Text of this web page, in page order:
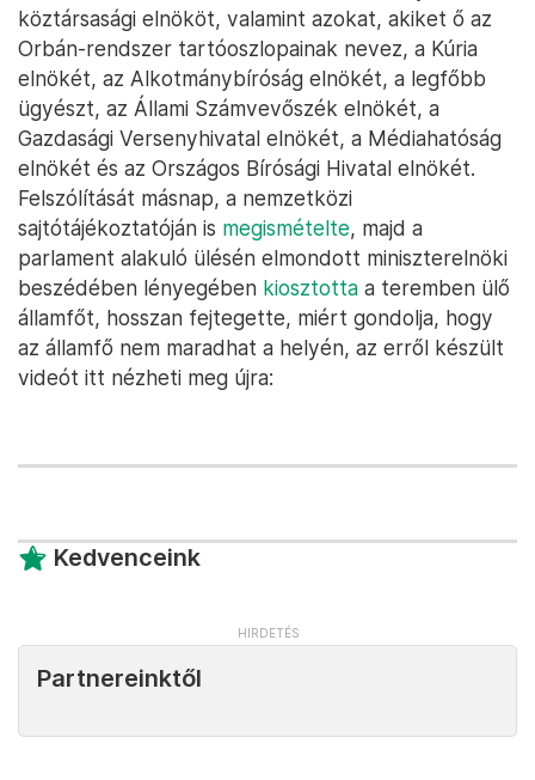
köztársasági elnököt, valamint azokat, akiket ő az
Orbán-rendszer tartóoszlopainak nevez, a Kúria
elnökét, az Alkotmánybíróság elnökét, a legfőbb
ügyészt, az Állami Számvevőszék elnökét, a
Gazdasági Versenyhivatal elnökét, a Médiahatóság
elnökét és az Országos Bírósági Hivatal elnökét.
Felszólítását másnap, a nemzetközi
sajtótájékoztatóján is megismételte, majd a
parlament alakuló ülésén elmondott miniszterelnöki
beszédében lényegében kiosztotta a teremben ülő
államfőt, hosszan fejtegette, miért gondolja, hogy
az államfő nem maradhat a helyén, az erről készült
videót itt nézheti meg újra:
Kedvenceink
Partnereinktől